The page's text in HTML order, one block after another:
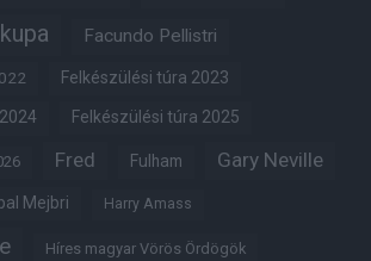
Facundo Pellistri
Felkészülési túra 2023
Felkészülési túra 2025
Fred Fulham Gary Neville
Mejbri Harry Amass
Híres magyar Vörös Ördögök